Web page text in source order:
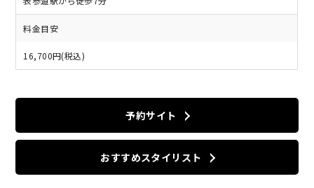
料金目安
16,700円(税込)
予約サイト
おすすめスタイリスト